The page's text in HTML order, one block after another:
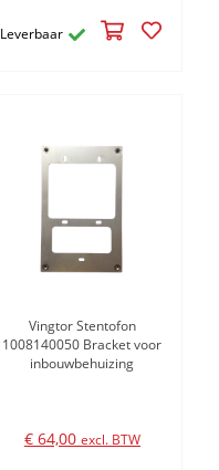
Leverbaar
Vingtor Stentofon
1008140050 Bracket voor
inbouwbehuizing
€ 64,00 excl. BTW